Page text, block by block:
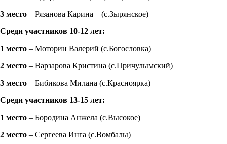
3 место – Рязанова Карина (с.Зырянское)
Среди участников 10-12 лет:
1 место – Моторин Валерий (с.Богословка)
2 место – Варзарова Кристина (с.Причулымский)
3 место – Бибикова Милана (с.Красноярка)
Среди участников 13-15 лет:
1 место – Бородина Анжела (с.Высокое)
2 место – Сергеева Инга (с.Вомбалы)